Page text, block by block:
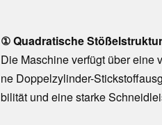
① Quadratische
Die Maschine verfügt über eine
ne Doppelzylinder-
bilität und eine starke